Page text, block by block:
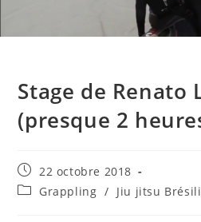
Stage de Renato
(presque 2
Publication
publiée :
22 octobre 2018
PostGrappling / Jiu jitsu